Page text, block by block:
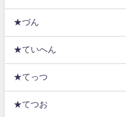
★づん
★ていへん
★てっつ
★てつお